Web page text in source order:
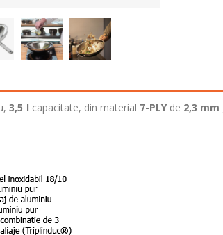
3,5 l capacitate, din material 7-PLYde 2,3 mm